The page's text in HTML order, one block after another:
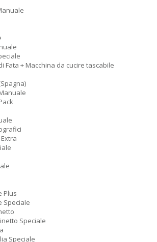
Fata + Macchina da cucire tascabile
Plus
Speciale
Speciale
Speciale